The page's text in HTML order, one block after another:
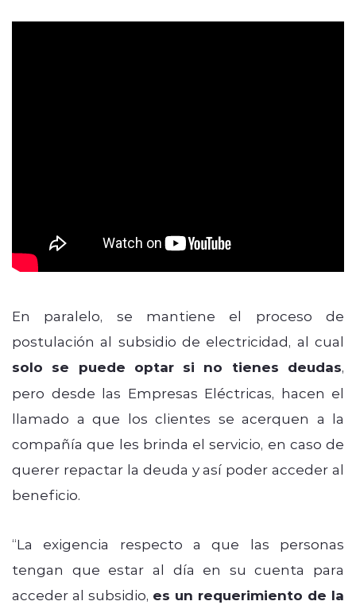
En paralelo, se mantiene el proceso de
postulación al subsidio de electricidad, al cual
solo se puede optar si no tienes deudas,
pero desde las Empresas Eléctricas, hacen el
llamado a que los clientes se acerquen a la
compañía que les brinda el servicio, en caso de
querer repactar la deuda y así poder acceder al
beneficio.
“La exigencia respecto a que las personas
tengan que estar al día en su cuenta para
acceder al subsidio, es un requerimiento de la